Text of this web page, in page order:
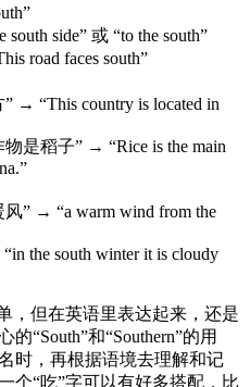
side” 或 “to the south”
road faces south”
→ “This country is located in
是稻子” → “Rice is the main
” → “a warm wind from the
the south winter it is cloudy
，但在英语里表达起来，还是
“South”和“Southern”的用
时，再根据语境去理解和记
个“吃”字可以有好多搭配，比